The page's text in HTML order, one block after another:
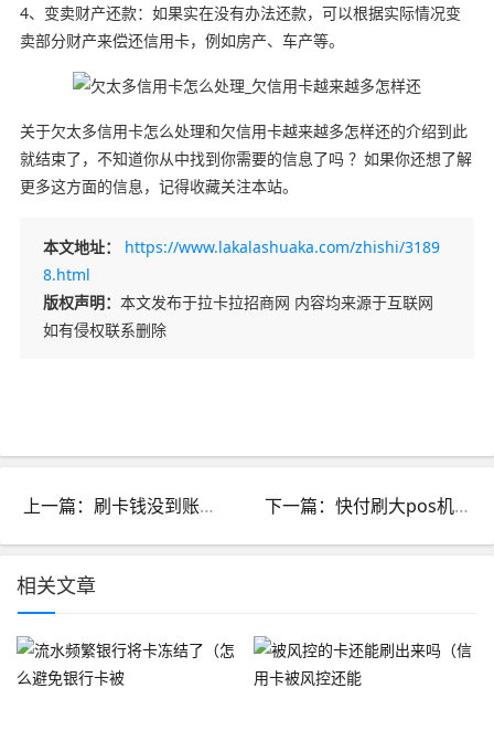
4、变卖财产还款：如果实在没有办法还款，可以根据实际情况变
卖部分财产来偿还信用卡，例如房产、车产等。
关于欠太多信用卡怎么处理和欠信用卡越来越多怎样还的介绍到此
就结束了，不知道你从中找到你需要的信息了吗 ？如果你还想了解
更多这方面的信息，记得收藏关注本站。
本文地址：
https://www.lakalashuaka.com/zhishi/3189
8.html
版权声明： 本文发布于拉卡拉招商网 内容均来源于互联网
如有侵权联系删除
上一篇：刷卡钱没到账怎么办不是一类银行卡_刷卡成功但是钱没到银行卡 下一篇：快付刷大pos机_快付刷大pos机怎么样
相关文章